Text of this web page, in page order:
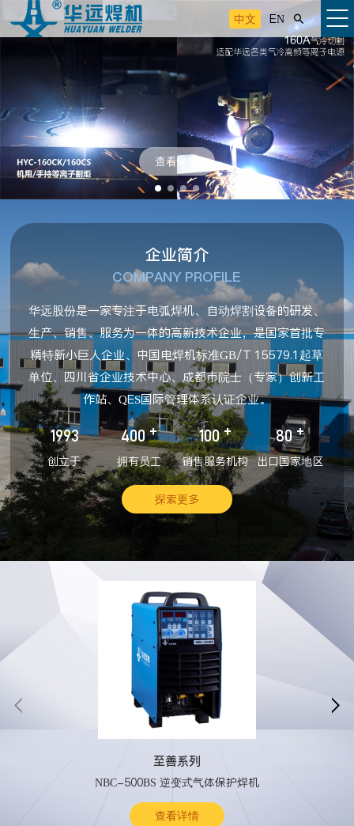
中文 EN 
查看详情
企业简介
COMPANY PROFILE
华远股份是一家专注于电弧焊机、自动焊割设备的研发、
生产、销售、服务为一体的高新技术企业，是国家首批专
精特新小巨人企业、中国电焊机标准GB/T 15579.1起草
单位、四川省企业技术中心、成都市院士（专家）创新工
作站、QES国际管理体系认证企业。
1993
创立于
400 +
拥有员工
100 +
销售服务机构
80 +
出口国家地区
探索更多
至善系列
NBC-500BS 逆变式气体保护焊机
查看详情
 